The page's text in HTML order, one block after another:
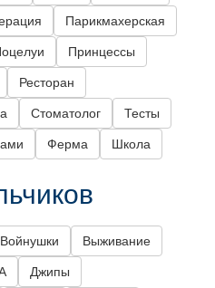
Парикмахерская
Принцессы
Ресторан
Стоматолог Тесты
Ферма Школа
Войнушки Выживание
Джипы